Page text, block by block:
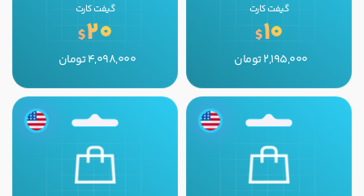
گیفت کارت
10
$
2,195,000تومان
گیفت کارت
20
$
4,098,000تومان